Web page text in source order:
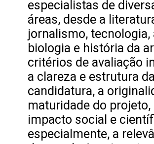
especialistas de
áreas, desde a
jornalismo, tecnologia,
biologia e história da
critérios de avaliação
a clareza e estrutura da
candidatura, a
maturidade do projeto,
impacto social e
especialmente, a